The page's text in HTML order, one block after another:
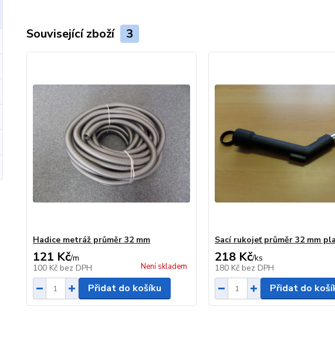
Související zboží 3
Hadice metráž průměr 32 mm
121 Kč/m
100 Kč bez DPH Není skladem
Přidat do košíku
Sací rukojeť průměr 32 mm
218 Kč/ks
180 Kč bez DPH
Přidat do